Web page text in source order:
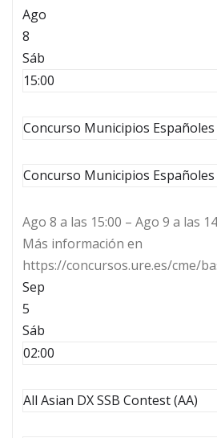
Ago
8
Sáb
15:00
Concurso Municipios Españoles
Concurso Municipios Españoles
Ago 8 a las 15:00 – Ago 9 a las
Más información en
https://concursos.ure.es/cme/
Sep
5
Sáb
02:00
All Asian DX SSB Contest (AA)